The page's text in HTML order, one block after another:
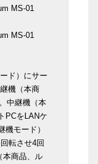
MS-01
MS-01
ド）にサー
機（本商
中継機（本
PCをLANケ
モード）
転させ4回
本商品、ル